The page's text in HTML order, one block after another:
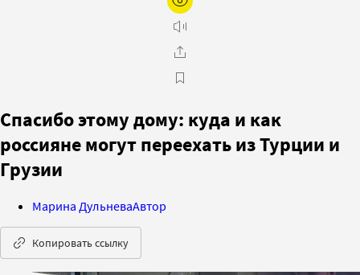
Спасибо этому дому: куда и как
россияне могут переехать из Турции и
Грузии
Марина ДульневаАвтор
Копировать ссылку